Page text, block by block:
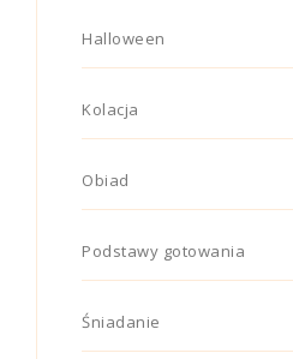
Halloween
Kolacja
Obiad
Podstawy gotowania
Śniadanie